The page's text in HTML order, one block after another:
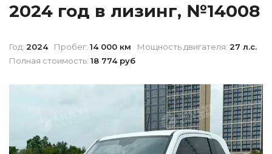
2024 год в лизинг, №14008
Год: 2024 Пробег: 14 000 км Мощность двигателя: 27 л.с.
Полная стоимость: 18 774 руб